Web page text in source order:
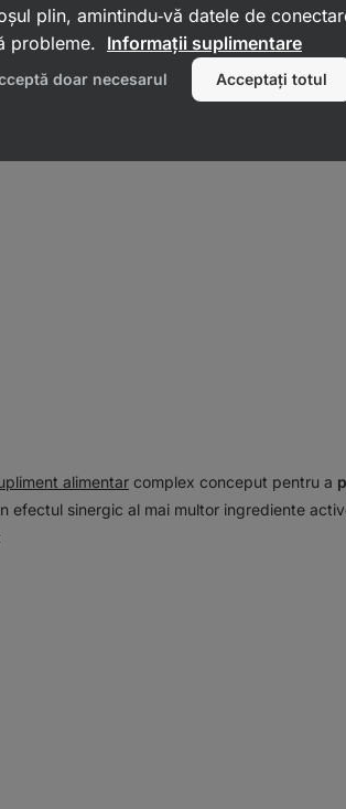
alimentar complex conceput pentru a
efectul sinergic al mai multor ingrediente
plin, amintindu‑vă datele de
probleme. Informații suplimentare
doar necesarul Acceptați totul